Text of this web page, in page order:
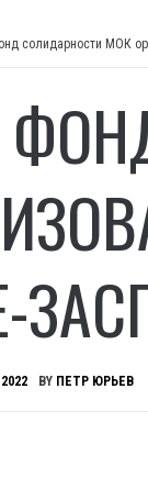
солидарности МОК
BY ПЕТР ЮРЬЕВ